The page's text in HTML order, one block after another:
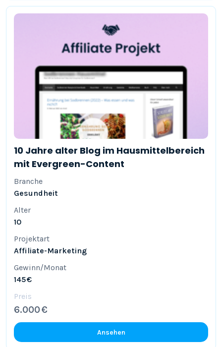
10 Jahre alter Blog im Hausmittelbereich
mit Evergreen-Content
Branche
Gesundheit
Alter
10
Projektart
Affiliate-Marketing
Gewinn/Monat
145 €
Preis
6.000 €
Ansehen